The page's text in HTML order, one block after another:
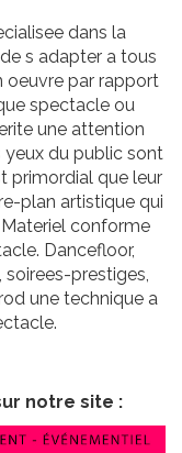
dans la
s adapter a tous
oeuvre par rapport
spectacle ou
une attention
yeux du public sont
primordial que leur
plan artistique qui
conforme
Dancefloor,
soirees-prestiges,
une technique a
notre site :